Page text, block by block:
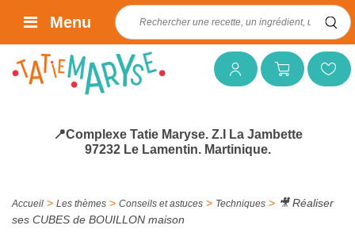
Mon compteMon panierMes favoris
Rechercher :
Menu
📍Complexe Tatie Maryse. Z.I La Jambette
97232 Le Lamentin. Martinique.
Accueil > Les thèmes > Conseils et astuces > Techniques > 🎥 Réaliser
ses CUBES de BOUILLON maison